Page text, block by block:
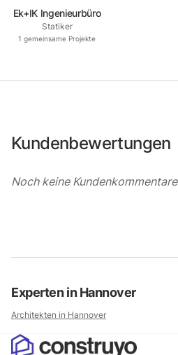
Ek+IK Ingenieurbüro
Statiker
1 gemeinsame Projekte
Kundenbewertungen
Noch keine Kundenkommentare
Experten inHannover
Architekten in Hannover